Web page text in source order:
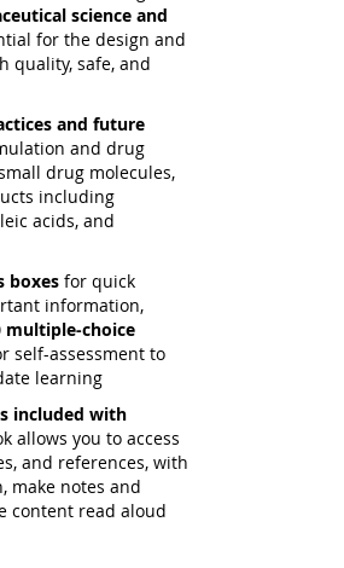
science and
for the design and
quality, safe, and
and future
and drug
drug molecules,
including
acids, and
boxes for quick
information,
multiple-choice
self-assessment to
learning
included with
allows you to access
and references, with
make notes and
content read aloud